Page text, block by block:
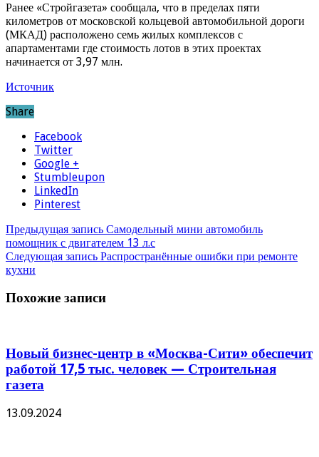
Ранее «Стройгазета» сообщала, что в пределах пяти
километров от московской кольцевой автомобильной дороги
(МКАД) расположено семь жилых комплексов с
апартаментами где стоимость лотов в этих проектах
начинается от 3,97 млн.
Источник
Share
Facebook
Twitter
Google +
Stumbleupon
LinkedIn
Pinterest
Предыдущая запись Самодельный мини автомобиль
помощник с двигателем 13 л.с
Следующая запись Распространённые ошибки при ремонте
кухни
Похожие записи
Новый бизнес-центр в «Москва-Сити» обеспечит
работой 17,5 тыс. человек — Строительная
газета
13.09.2024